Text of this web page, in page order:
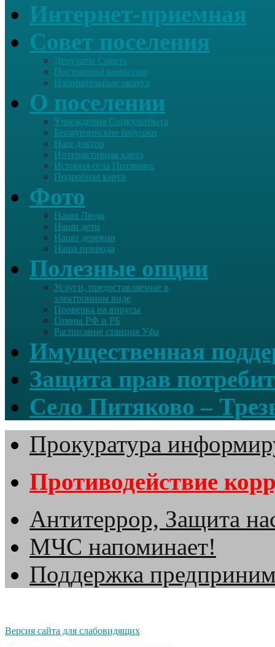
Интернет-приемная
Совет поселения
Депутаты Совета
Постоянныt комиссии
Избирательные округа
О поселении
Учреждения Соцкультбыта
Бекмурзинские бабушки
Наш доктор
Интерактивная карта
История села Питяково.
Подробная карта
Фото
Наши Люди
Наши дети
Наши деревни
Наша природа
Полезные опции
Услуги, предоставляемые в
электронном виде
Проверка на вирусы
Гимны РФ и РБ
Расписание станция Уфа
Имущественная
Защита прав
Село Питяково –
Прокуратура
Противодействие
Антитеррор, Защита
МЧС напоминает!
Поддержка
Версия сайта для слабовидящих